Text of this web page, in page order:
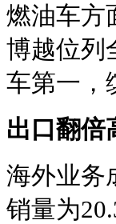
燃油车方
博越位列
车第一，
出口翻倍
海外业务
销量为